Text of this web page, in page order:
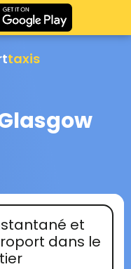
taxis
et
dans le